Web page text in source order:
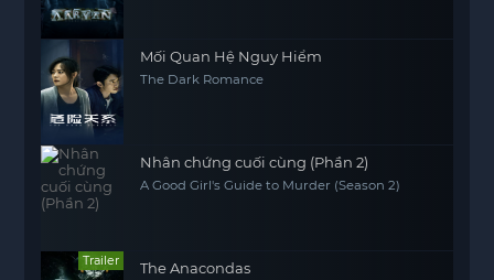
Mối Quan Hệ Nguy Hiểm
The Dark Romance
Nhân chứng cuối cùng (Phần 2)
A Good Girl's Guide to Murder (Season 2)
Trailer The Anacondas